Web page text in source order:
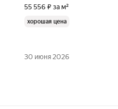
55 556 ₽ за м²
хорошая цена
30 июня 2026